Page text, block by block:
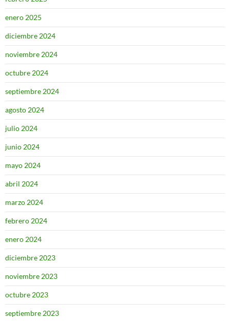
enero 2025
diciembre 2024
noviembre 2024
octubre 2024
septiembre 2024
agosto 2024
julio 2024
junio 2024
mayo 2024
abril 2024
marzo 2024
febrero 2024
enero 2024
diciembre 2023
noviembre 2023
octubre 2023
septiembre 2023